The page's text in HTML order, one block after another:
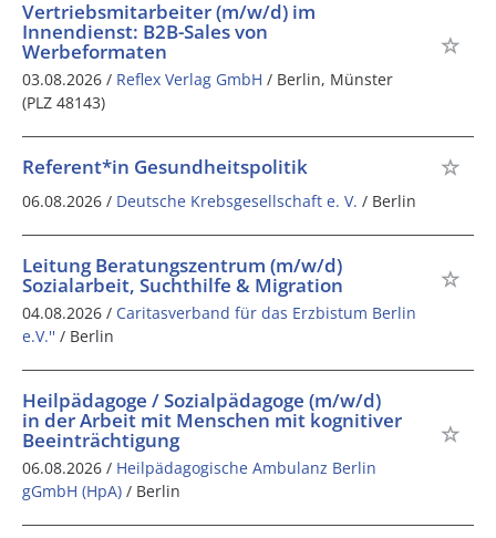
Vertriebsmitarbeiter (m/w/d) im
Innendienst: B2B-Sales von
Werbeformaten
03.08.2026 / Reflex Verlag GmbH / Berlin, Münster
(PLZ 48143)
Referent*in Gesundheitspolitik
06.08.2026 / Deutsche Krebsgesellschaft e. V. / Berlin
Leitung Beratungszentrum (m/w/d)
Sozialarbeit, Suchthilfe & Migration
04.08.2026 / Caritasverband für das Erzbistum Berlin
e.V.'' / Berlin
Heilpädagoge / Sozialpädagoge (m/w/d)
in der Arbeit mit Menschen mit kognitiver
Beeinträchtigung
06.08.2026 / Heilpädagogische Ambulanz Berlin
gGmbH (HpA) / Berlin